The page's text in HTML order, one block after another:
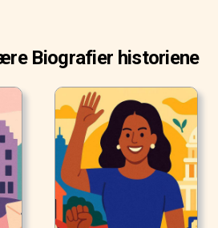
Biografier historiene